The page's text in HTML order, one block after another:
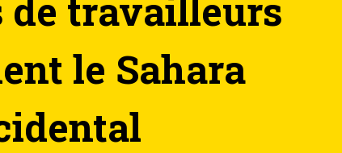
de travailleurs
le Sahara